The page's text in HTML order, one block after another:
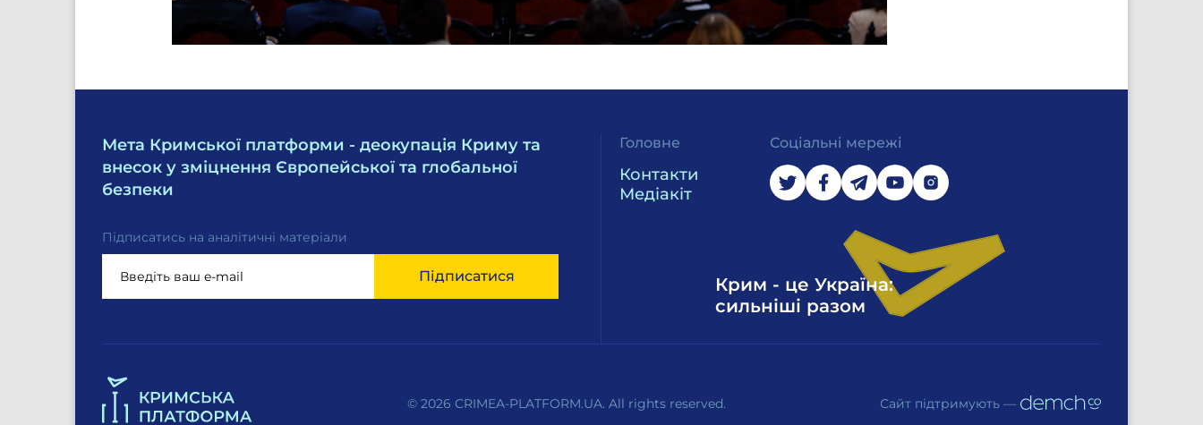
Мета Кримської платформи - деокупація Криму та
внесок у зміцнення Європейської та глобальної
безпеки
Підписатись на аналітичні матеріали
Підписатися
Головне
Контакти
Медіакіт
Соціальні мережі
Крим - це Україна:
сильніші разом
© 2026 CRIMEA-PLATFORM.UA. All rights reserved. Сайт підтримують —